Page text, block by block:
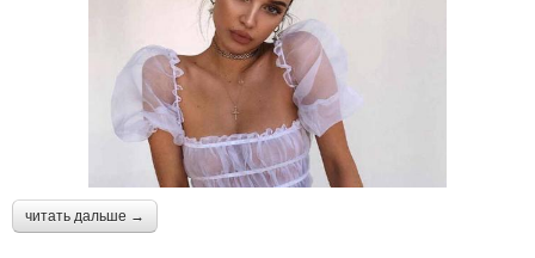
читать дальше →